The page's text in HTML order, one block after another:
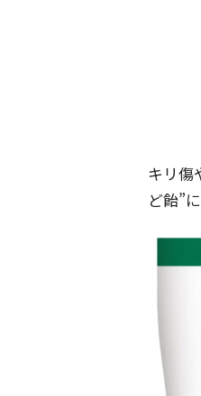
キリ傷
ど飴”